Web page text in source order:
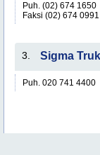
Puh. (02) 674 1650
Faksi (02) 674 0991
3. Sigma
Puh. 020 741 4400